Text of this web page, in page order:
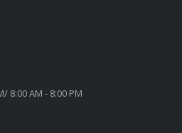
8:00 AM - 8:00 PM